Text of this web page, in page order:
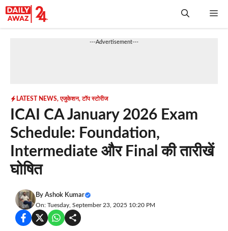
Skip
to
---Advertisement---
LATEST NEWS,एजुकेशन,टॉप स्टोरीज
ICAI CA January 2026 Exam
Schedule: Foundation,
Intermediate और Final की तारीखें
घोषित
By Ashok Kumar
On: Tuesday, September 23, 2025 10:20 PM